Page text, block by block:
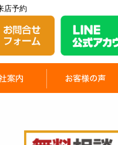
店予約